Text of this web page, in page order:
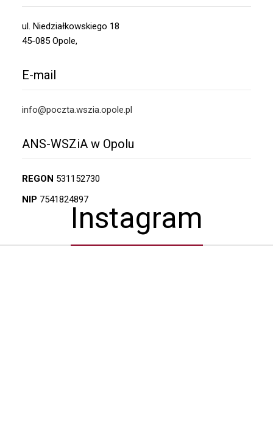
ul. Niedziałkowskiego 18
45-085 Opole,
E-mail
info@poczta.wszia.opole.pl
ANS-WSZiA w Opolu
REGON 531152730
NIP 7541824897
Instagram